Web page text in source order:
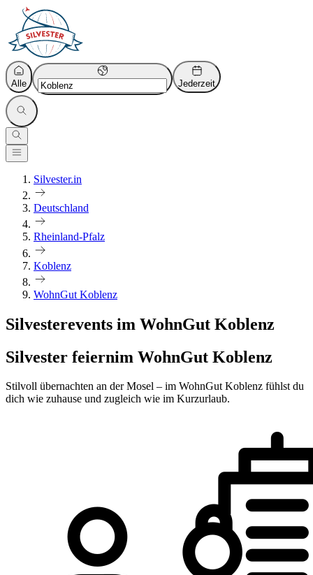
Alle Jederzeit
Silvester.in
Deutschland
Rheinland-Pfalz
Koblenz
WohnGut Koblenz
Silvesterevents im WohnGut Koblenz
Silvester feiernim WohnGut Koblenz
Stilvoll übernachten an der Mosel – im WohnGut Koblenz fühlst du
dich wie zuhause und zugleich wie im Kurzurlaub.